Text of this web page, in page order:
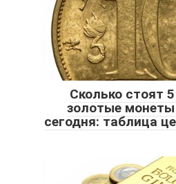
Сколько стоят
золотые монеты
сегодня: таблица